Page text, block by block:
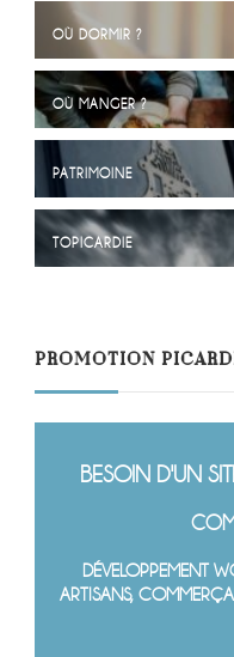
OÙ DORMIR ?
OÙ MANGER ?
PATRIMOINE
TOPICARDIE
PROMOTION
BESOIN D'UN
DÉVELOPPEMENT
ARTISANS,